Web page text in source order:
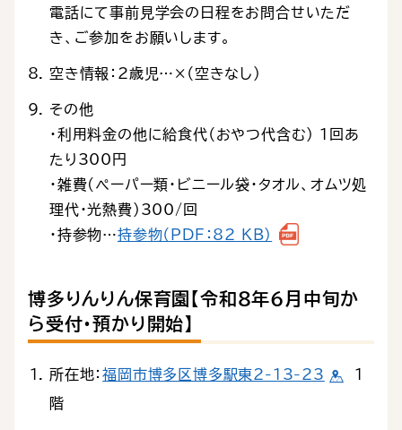
電話にて事前見学会の日程をお問合せいただ
き、ご参加をお願いします。
空き情報：2歳児…×（空きなし）
その他
・利用料金の他に給食代（おやつ代含む） 1回あ
たり300円
・雑費(ぺーパー類・ビニール袋・タオル、オムツ処
理代・光熱費)300/回
・持参物…持参物（PDF：82 KB）
博多りんりん保育園【令和８年６月中旬か
ら受付・預かり開始】
所在地：福岡市博多区博多駅東2-13-23
1
階